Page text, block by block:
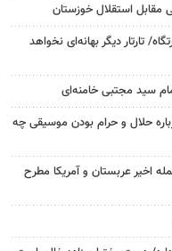
مقابل استقلال خوزستان
تارتار دیگر بهانه‌ای نخواهد
سید مجتبی خامنه‌ای
حلال و حرام بودن موسیقی چه
اخیر عربستان و آمریکا مطرح